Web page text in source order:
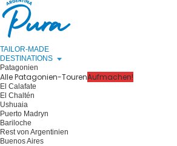
TAILOR-MADE
DESTINATIONS
Patagonien
Alle Patagonien-TourenAufmachen!
El Calafate
El Chaltén
Ushuaia
Puerto Madryn
Bariloche
Rest von Argentinien
Buenos Aires